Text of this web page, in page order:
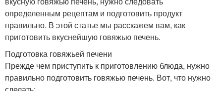
определенным рецептам и подготовить продукт
правильно. В этой статье мы расскажем вам, как
приготовить вкуснейшую говяжью печень.
Подготовка говяжьей печени
Прежде чем приступить к приготовлению блюда, нужно
правильно подготовить говяжью печень. Вот, что нужно